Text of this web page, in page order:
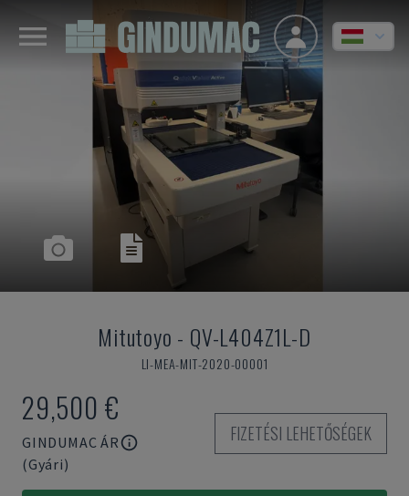
Mitutoyo - QV-L404Z1L-D
LI-MEA-MIT-2020-00001
29,500 €
GINDUMAC ÁR
(Gyári)
FIZETÉSI LEHETŐSÉGEK